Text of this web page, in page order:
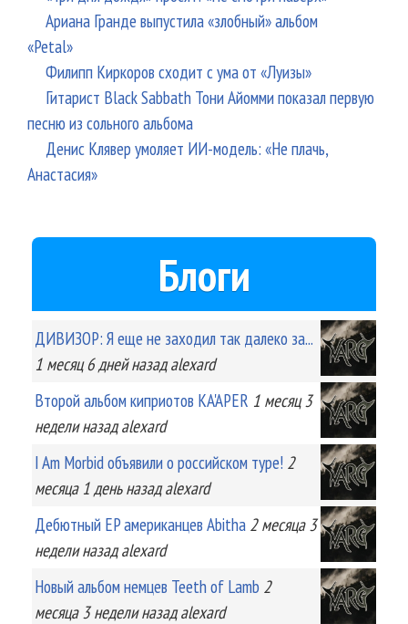
Ариана Гранде выпустила «злобный» альбом
«Petal»
Филипп Киркоров сходит с ума от «Луизы»
Гитарист Black Sabbath Тони Айомми показал первую
песню из сольного альбома
Денис Клявер умоляет ИИ-модель: «Не плачь,
Анастасия»
Блоги
ДИВИЗОР: Я еще не заходил так далеко за...
1 месяц 6 днейназад alexard
Второй альбом киприотов KA'APER 1 месяц 3
неделиназад alexard
I Am Morbid объявили о российском туре! 2
месяца 1 деньназад alexard
Дебютный EP американцев Abitha 2 месяца 3
неделиназад alexard
Новый альбом немцев Teeth of Lamb 2
месяца 3 неделиназад alexard